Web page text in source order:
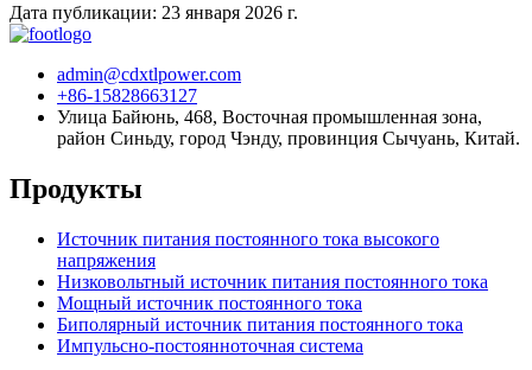
Дата публикации: 23 января 2026 г.
admin@cdxtlpower.com
+86-15828663127
Улица Байюнь, 468, Восточная промышленная зона,
район Синьду, город Чэнду, провинция Сычуань, Китай.
Продукты
Источник питания постоянного тока высокого
напряжения
Низковольтный источник питания постоянного тока
Мощный источник постоянного тока
Биполярный источник питания постоянного тока
Импульсно-постоянноточная система